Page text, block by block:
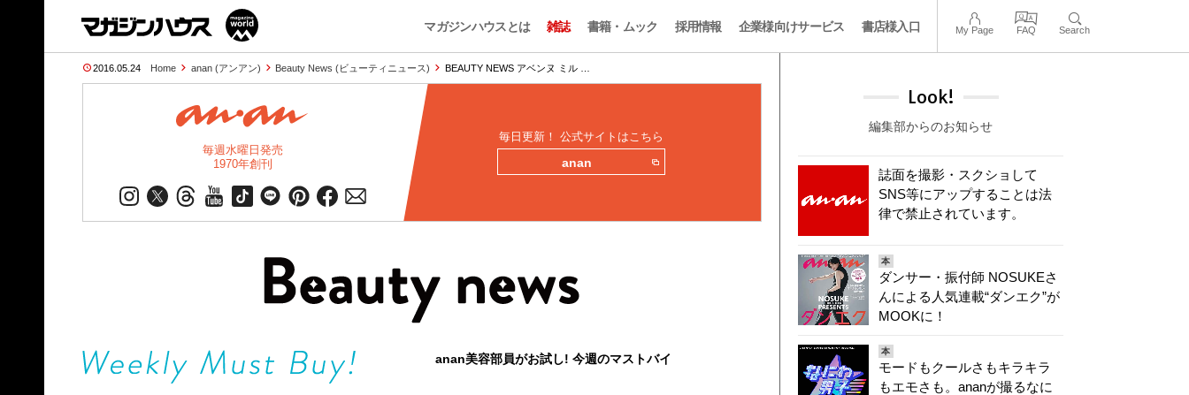
マガジンハウスとは 雑誌 書籍・ムック 採用情報 企業様向けサービス 書店様入口 My Page FAQ Search
2016.05.24 Home anan (アンアン) Beauty News (ビューティニュース) BEAUTY NEWS アベンヌ ミル …
毎週水曜日発売
1970年創刊
毎日更新！ 公式サイトはこちら
anan
anan美容部員がお試し! 今週のマストバイ
Look!
編集部からのお知らせ
誌面を撮影・スクショして
SNS等にアップすることは法
律で禁止されています。
本
ダンサー・振付師 NOSUKEさ
んによる人気連載“ダンエク”が
MOOKに！
本
モードもクールさもキラキラ
もエモさも。ananが撮るなに